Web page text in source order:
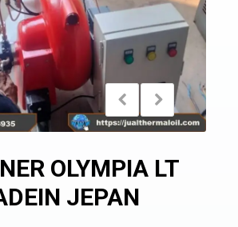
OLYMPIA LT
JEPAN